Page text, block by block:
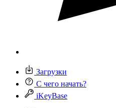
Загрузки
С чего начать?
iKeyBase